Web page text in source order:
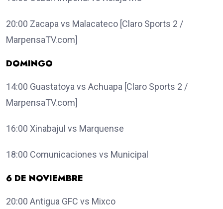
20:00 Zacapa vs Malacateco [Claro Sports 2 /
MarpensaTV.com]
DOMINGO
14:00 Guastatoya vs Achuapa [Claro Sports 2 /
MarpensaTV.com]
16:00 Xinabajul vs Marquense
18:00 Comunicaciones vs Municipal
6 DE NOVIEMBRE
20:00 Antigua GFC vs Mixco